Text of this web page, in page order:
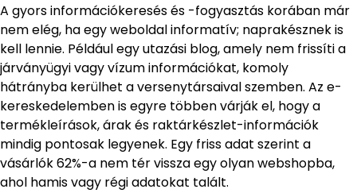
A gyors információkeresés és -fogyasztás korában már
nem elég, ha egy weboldal informatív; naprakésznek is
kell lennie. Például egy utazási blog, amely nem frissíti a
járványügyi vagy vízum információkat, komoly
hátrányba kerülhet a versenytársaival szemben. Az e-
kereskedelemben is egyre többen várják el, hogy a
termékleírások, árak és raktárkészlet-információk
mindig pontosak legyenek. Egy friss adat szerint a
vásárlók 62%-a nem tér vissza egy olyan webshopba,
ahol hamis vagy régi adatokat talált.